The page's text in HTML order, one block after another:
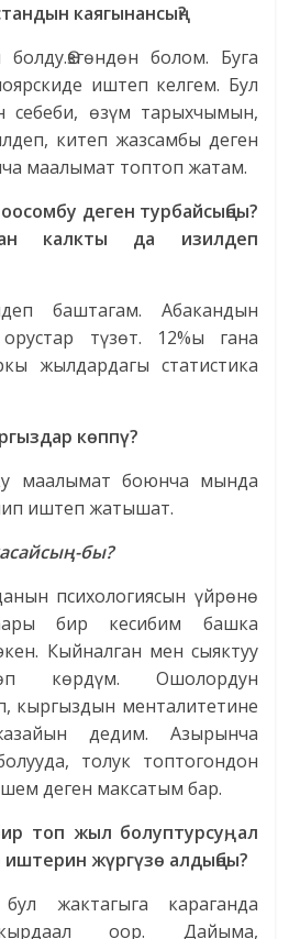
кая­гынансың?
болом. Буга
иштеп келгем. Бул
себеби, өзүм тарыхчымын,
китеп жазсамбы деген
маалымат топтоп жатам.
деген турбайсыңбы?
калкты да изилдеп
баштагам. Абакандын
түзөт. 12%ы гана
жылдардагы статистика
көппү?
маалымат боюнча мында
иштеп жатышат.
бы?
психологиясын үйрөнө
бир кесибим башка
Кыйналган мен сыяктуу
көрдүм. Ошолордун
кыргыздын менталитетине
дедим. Азырынча
толук топтогондон
деген максатым бар.
топ жыл болуптурсуң, ал
жүргүзө алдыңбы?
жактагыга караганда
кырдаал оор. Дайыма,